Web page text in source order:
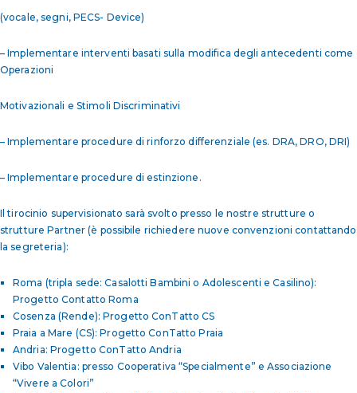
(vocale, segni, PECS- Device)
– Implementare interventi basati sulla modifica degli antecedenti come
Operazioni
Motivazionali e Stimoli Discriminativi
– Implementare procedure di rinforzo differenziale (es. DRA, DRO, DRI)
– Implementare procedure di estinzione.
Il tirocinio supervisionato sarà svolto presso le nostre strutture o
strutture Partner (è possibile richiedere nuove convenzioni contattando
la segreteria):
Roma (tripla sede: Casalotti Bambini o Adolescenti e Casilino):
Progetto Contatto Roma
Cosenza (Rende): Progetto ConTatto CS
Praia a Mare (CS): Progetto ConTatto Praia
Andria: Progetto ConTatto Andria
Vibo Valentia: presso Cooperativa “Specialmente” e Associazione
“Vivere a Colori”